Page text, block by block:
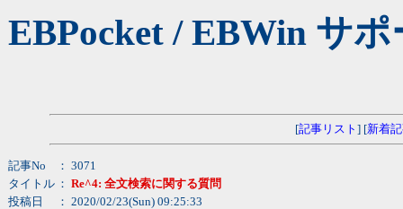
EBPocket / EBWin サ
[記事リスト ] [新着
記事No
： 3071
タイトル ： Re^4: 全文検索に関する質問
投稿日
： 2020/02/23(Sun) 09:25:33